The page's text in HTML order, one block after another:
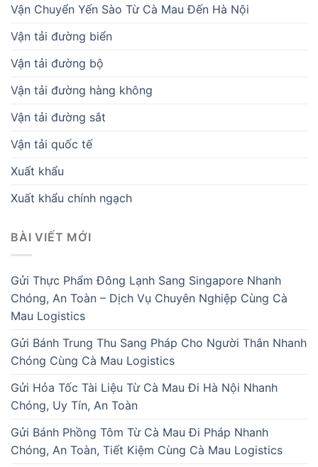
Vận Chuyển Yến Sào Từ Cà Mau Đến Hà Nội
Vận tải đường biển
Vận tải đường bộ
Vận tải đường hàng không
Vận tải đường sắt
Vận tải quốc tế
Xuất khẩu
Xuất khẩu chính ngạch
BÀI VIẾT MỚI
Gửi Thực Phẩm Đông Lạnh Sang Singapore Nhanh
Chóng, An Toàn – Dịch Vụ Chuyên Nghiệp Cùng Cà
Mau Logistics
Gửi Bánh Trung Thu Sang Pháp Cho Người Thân Nhanh
Chóng Cùng Cà Mau Logistics
Gửi Hỏa Tốc Tài Liệu Từ Cà Mau Đi Hà Nội Nhanh
Chóng, Uy Tín, An Toàn
Gửi Bánh Phồng Tôm Từ Cà Mau Đi Pháp Nhanh
Chóng, An Toàn, Tiết Kiệm Cùng Cà Mau Logistics